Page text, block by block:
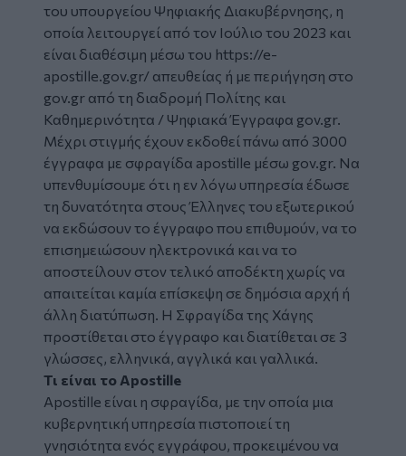
του υπουργείου Ψηφιακής Διακυβέρνησης, η
οποία λειτουργεί από τον Ιούλιο του 2023 και
είναι διαθέσιμη μέσω του https://e-
apostille.gov.gr/ απευθείας ή με περιήγηση στο
gov.gr από τη διαδρομή Πολίτης και
Καθημερινότητα / Ψηφιακά Έγγραφα gov.gr.
Μέχρι στιγμής έχουν εκδοθεί πάνω από 3000
έγγραφα με σφραγίδα apostille μέσω gov.gr. Να
υπενθυμίσουμε ότι η εν λόγω υπηρεσία έδωσε
τη δυνατότητα στους Έλληνες του εξωτερικού
να εκδώσουν το έγγραφο που επιθυμούν, να το
επισημειώσουν ηλεκτρονικά και να το
αποστείλουν στον τελικό αποδέκτη χωρίς να
απαιτείται καμία επίσκεψη σε δημόσια αρχή ή
άλλη διατύπωση. Η Σφραγίδα της Χάγης
προστίθεται στο έγγραφο και διατίθεται σε 3
γλώσσες, ελληνικά, αγγλικά και γαλλικά.
Τι είναι το Apostille
Apostille είναι η σφραγίδα, με την οποία μια
κυβερνητική υπηρεσία πιστοποιεί τη
γνησιότητα ενός εγγράφου, προκειμένου να